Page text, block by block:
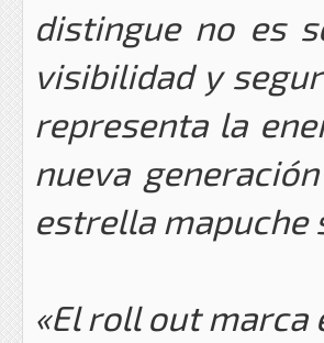
distingue no es
visibilidad y
representa la
nueva
estrella
«El roll out marca